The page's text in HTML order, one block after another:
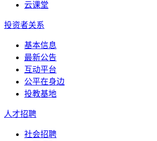
云课堂
投资者关系
基本信息
最新公告
互动平台
公平在身边
投教基地
人才招聘
社会招聘